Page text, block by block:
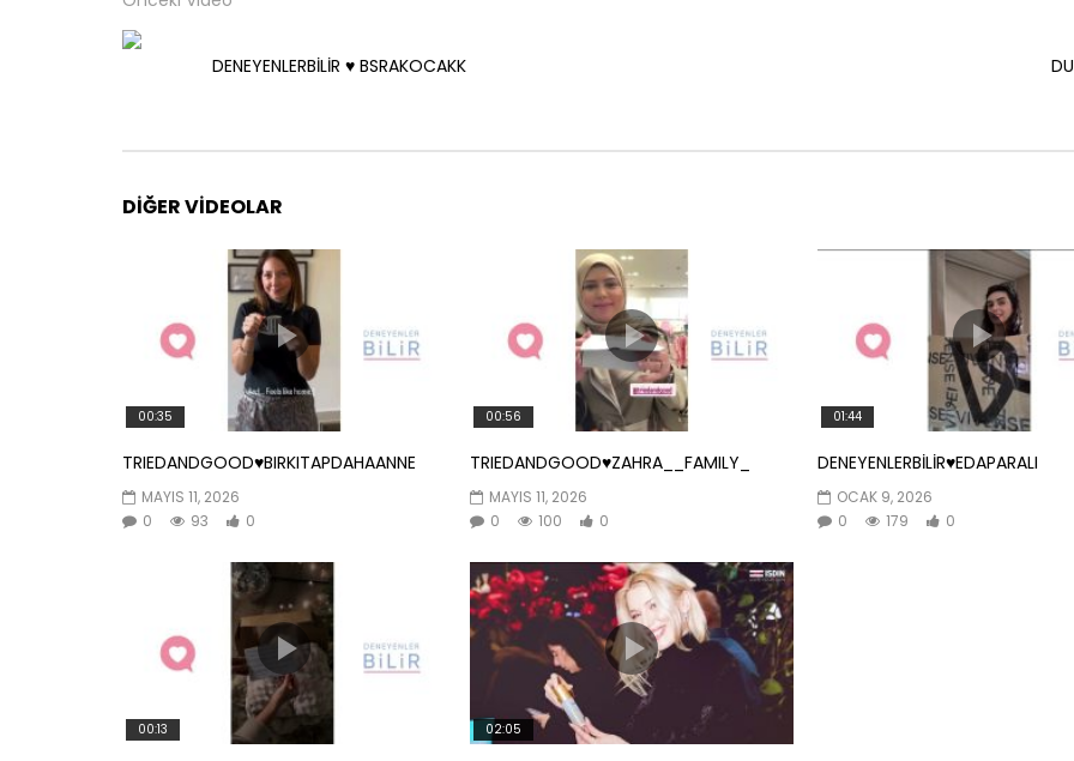
DENEYENLERBİLİR ♥️ BSRAKOCAKK
DIĞER VIDEOLAR
00:35
TRIEDANDGOOD♥️BIRKITAPDAHAANNE
MAYIS 11, 2026
0
93 0
00:56
TRIEDANDGOOD♥️ZAHRA__FAMILY_
MAYIS 11, 2026
0
100 0
01:44
DENEYENLERBİLİR♥️EDAPARALI
OCAK 9, 2026
0
179 0
00:13 02:05